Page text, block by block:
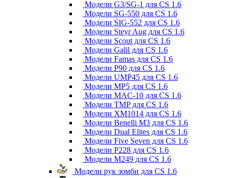
Модели G3/SG-1 для CS 1.6
Модели SG-550 для CS 1.6
Модели SIG-552 для CS 1.6
Модели Steyr Aug для CS 1.6
Модели Scout для CS 1.6
Модели Galil для CS 1.6
Модели Famas для CS 1.6
Модели P90 для CS 1.6
Модели UMP45 для CS 1.6
Модели MP5 для CS 1.6
Модели MAC-10 для CS 1.6
Модели TMP для CS 1.6
Модели XM1014 для CS 1.6
Модели Benelli M3 для CS 1.6
Модели Dual Elites для CS 1.6
Модели Five Seven для CS 1.6
Модели P228 для CS 1.6
Модели M249 для CS 1.6
Модели рук зомби для CS 1.6